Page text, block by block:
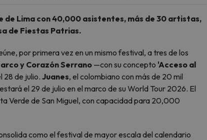
de Lima con 40,000 asistentes, más de 30 artistas,
de Fiestas Patrias.
por primera vez en un mismo festival, a tres de los
y Corazón Serrano—con su concepto 'Acceso al
28 de julio. Juanes, el colombiano con más de 20 mil
el 29 de julio en el marco de su World Tour 2026. El
Verde de San Miguel, con capacidad para 20,000
como el festival de mayor escala del calendario